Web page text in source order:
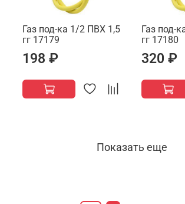
Газ под-ка 1/2 ПВХ 1,5
гг 17179
198 ₽
Газ под-
гг 17180
320 ₽
Показать еще